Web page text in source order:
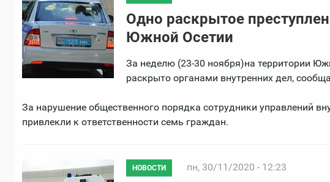
Одно раскрытое
Южной Осетии
За неделю (23-30 ноября)на территории
раскрыто органами внутренних дел,
За нарушение общественного порядка сотрудники управлений
привлекли к ответственности семь граждан.
НОВОСТИ пн, 30/11/2020 - 12:23